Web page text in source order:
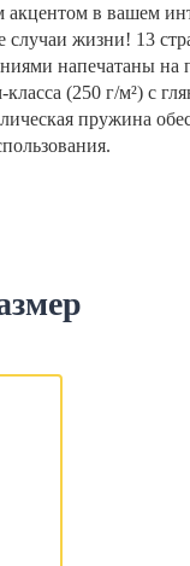
акцентом в вашем
случаи жизни! 13
напечатаны на
(250 г/м²) с
пружина